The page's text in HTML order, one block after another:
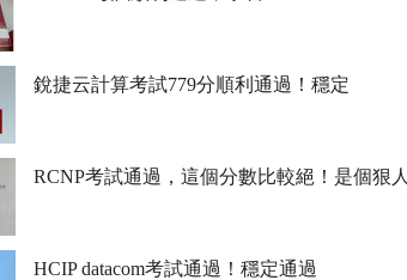
銳捷云計算考試779分順利通過！穩定
RCNP考試通過，這個分數比較絕！是個狠人
HCIP datacom考試通過！穩定通過